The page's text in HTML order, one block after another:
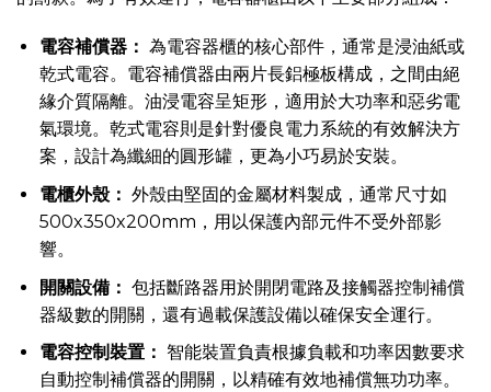
電容補償器： 為電容器櫃的核心部件，通常是浸油紙或
乾式電容。電容補償器由兩片長鋁極板構成，之間由絕
緣介質隔離。油浸電容呈矩形，適用於大功率和惡劣電
氣環境。乾式電容則是針對優良電力系統的有效解決方
案，設計為纖細的圓形罐，更為小巧易於安裝。
電櫃外殼： 外殼由堅固的金屬材料製成，通常尺寸如
500x350x200mm，用以保護內部元件不受外部影
響。
開關設備： 包括斷路器用於開閉電路及接觸器控制補償
器級數的開關，還有過載保護設備以確保安全運行。
電容控制裝置： 智能裝置負責根據負載和功率因數要求
自動控制補償器的開關，以精確有效地補償無功功率。